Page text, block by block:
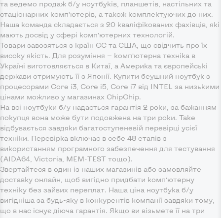
та ведемо продаж б/у ноутбуків, планшетів, настільних та
стаціонарних комп’ютерів, а також комплектуючих до них.
Наша команда складається з 20 кваліфікованих фахівців, які
мають досвід у сфері комп’ютерних технологій.
Товари завозяться з країн ЄС та США, що свідчить про їх
високу якість. Для розуміння — комп’ютерна техніка в
Україні виготовляється в Китаї, а Америка та європейські
держави отримують її з Японії. Купити беушний ноутбук з
процесорами Core i3, Core i5, Core i7 від INTEL за низькими
цінами можливо у магазинах ChipChip.
На всі ноутбуки б/у надається гарантія 2 роки, за бажанням
покупця вона може бути подовжена на три роки. Таке
відбувається завдяки багатоступеневій перевірці усієї
техніки. Перевірка включає в себе 48 етапів з
використанням програмного забезпечення для тестування
(AIDA64, Victoria, MEM-TEST тощо).
Звертайтеся в один із наших магазинів або замовляйте
доставку онлайн, щоб вигідно придбати комп’ютерну
техніку без зайвих переплат. Наша ціна ноутбука б/у
вигідніша за будь-яку в конкурентів компанії завдяки тому,
що в нас існує діюча гарантія. Якщо ви візьмете її на три